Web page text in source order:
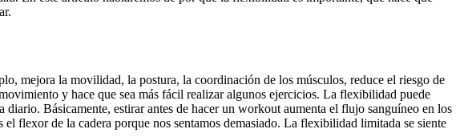
mejora la movilidad, la postura, la coordinación de los músculos, reduce el riesgo de
y hace que sea más fácil realizar algunos ejercicios. La flexibilidad puede
Básicamente, estirar antes de hacer un workout aumenta el flujo sanguíneo en los
flexor de la cadera porque nos sentamos demasiado. La flexibilidad limitada se siente